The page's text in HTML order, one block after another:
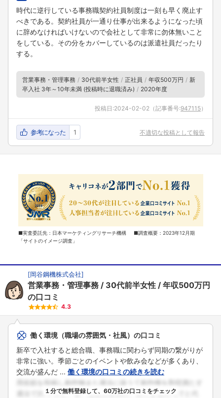
時代に逆行している事務職契約社員制度は一刻も早く廃止す
べきである。契約社員が一通り仕事が出来るようになった頃
に辞めなければいけないので会社として非常に勿体無いこと
をしている。その分をカバーしているのは派遣社員だったり
する。
営業事務・管理事務 30代前半女性 正社員 年収500万円
新
卒入社 3年～10年未満 (投稿時に退職済み)
2020年度
投稿日:2024-02-02 （記事番号:947115）
参考になった 1 不適切な投稿として報告
■実査委託先：日本マーケティングリサーチ機構 ■調査概要：2023年12月期
「サイトのイメージ調査」
[岡谷鋼機株式会社]
営業事務・管理事務 30代前半女性
年収500万円
の口コミ
4.3
働く環境（職場の雰囲気・社風）の口コミ
新卒で入社すると総合職、事務職に関わらず同期の繋がりが
非常に強い。季節ごとのイベントや飲み会などが多くあり、
交流が盛んだ ... 働く環境の口コミの続きを読む
１分で無料登録して、60万社の口コミをチェック